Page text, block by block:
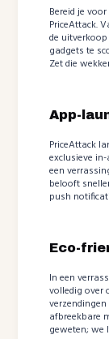
Bereid je
PriceAttack.
de
gadgets te
Zet die
App-
PriceAttack
exclusieve
een
belooft
push
Eco-
In een
volledig over
afbreekbare
geweten; we